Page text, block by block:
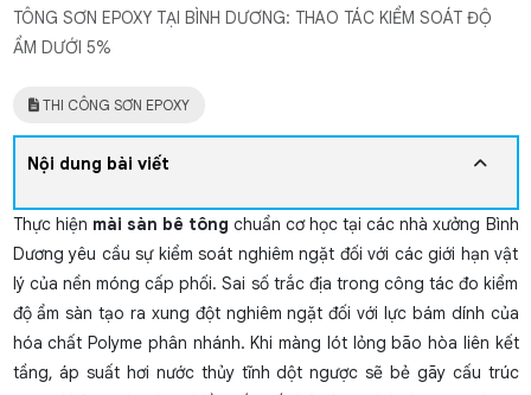
TÔNG SƠN EPOXY TẠI BÌNH DƯƠNG: THAO TÁC KIỂM SOÁT ĐỘ
ẨM DƯỚI 5%
THI CÔNG SƠN EPOXY
Nội dung bài viết
Thực hiện mài sàn bê tông chuẩn cơ học tại các nhà xưởng Bình
Dương yêu cầu sự kiểm soát nghiêm ngặt đối với các giới hạn vật
lý của nền móng cấp phối. Sai số trắc địa trong công tác đo kiểm
độ ẩm sàn tạo ra xung đột nghiêm ngặt đối với lực bám dính của
hóa chất Polyme phân nhánh. Khi màng lót lỏng bão hòa liên kết
tầng, áp suất hơi nước thủy tĩnh dột ngược sẽ bẻ gãy cấu trúc